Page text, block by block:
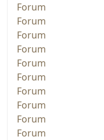
Forum
Forum
Forum
Forum
Forum
Forum
Forum
Forum
Forum
Forum